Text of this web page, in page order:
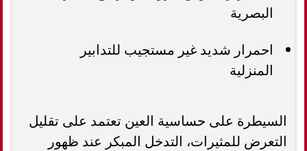
البصرية
احمرار شديد غير مستجيب للتدابير
المنزلية
السيطرة على حساسية العين تعتمد على تقليل
التعرض للمثيرات، التدخل المبكر عند ظهور